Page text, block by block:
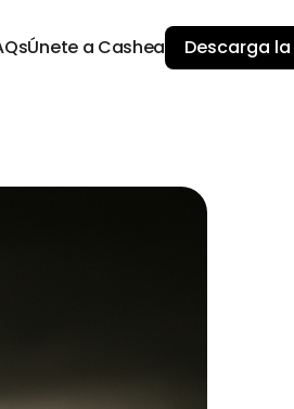
Únete a Cashea Descarga